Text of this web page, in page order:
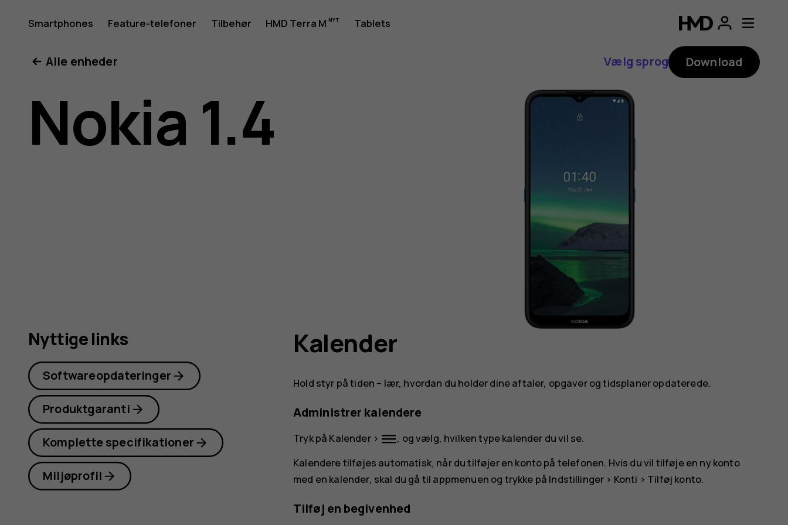
Brugervejledning
til
Nokia
Smartphones Feature-telefoner Tilbehør HMD Terra M Tablets
Alle enheder
Vælg sprog Download
Nokia 1.4
Kalender
Hold styr på tiden – lær, hvordan du holder dine aftaler, opgaver og tidsplaner opdaterede.
Administrer kalendere
Tryk på Kalender> dehaze, og vælg, hvilken type kalender du vil se.
Kalendere tilføjes automatisk, når du tilføjer en konto på telefonen. Hvis du vil tilføje en ny konto
med en kalender, skal du gå til appmenuen og trykke på Indstillinger > Konti > Tilføj konto.
Tilføj en begivenhed
Nyttige links
Softwareopdateringer
Produktgaranti
Komplette specifikationer
Miljøprofil